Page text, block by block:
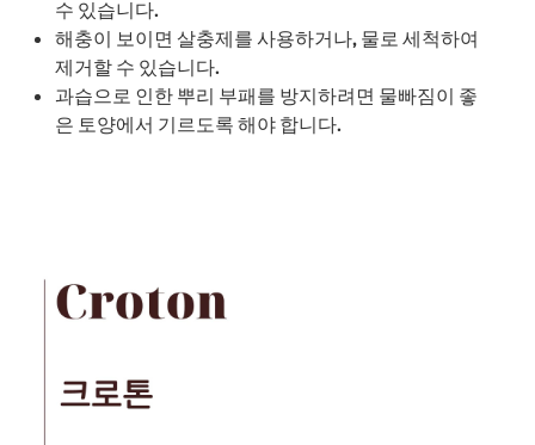
수 있습니다.
해충이 보이면 살충제를 사용하거나, 물로 세척하여
제거할 수 있습니다.
과습으로 인한 뿌리 부패를 방지하려면 물빠짐이 좋
은 토양에서 기르도록 해야 합니다.